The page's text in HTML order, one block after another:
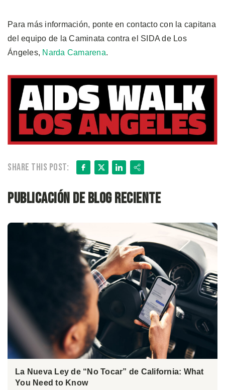
Para más información, ponte en contacto con la capitana
del equipo de la Caminata contra el SIDA de Los
Ángeles, Narda Camarena.
Share this post: Facebook
X LinkedIn
Share
Publicación de blog reciente
La Nueva Ley de “No Tocar” de California: What
You Need to Know